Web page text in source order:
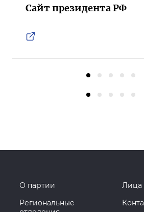
Сайт президента РФ
О партии
Лица
Региональные